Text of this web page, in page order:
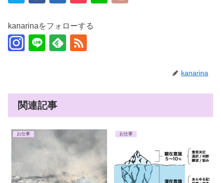
kanarinaをフォローする
kanarina
関連記事
お仕事 お仕事